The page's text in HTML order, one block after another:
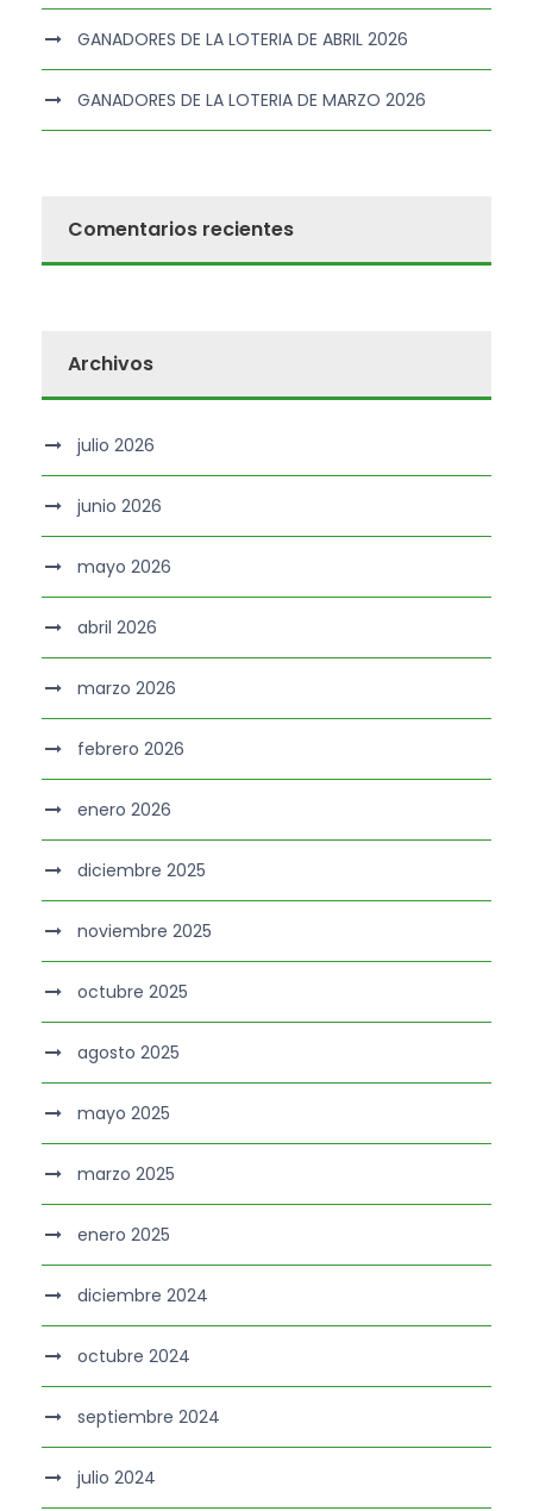
GANADORES DE LA LOTERIA DE ABRIL 2026
GANADORES DE LA LOTERIA DE MARZO 2026
Comentarios recientes
Archivos
julio 2026
junio 2026
mayo 2026
abril 2026
marzo 2026
febrero 2026
enero 2026
diciembre 2025
noviembre 2025
octubre 2025
agosto 2025
mayo 2025
marzo 2025
enero 2025
diciembre 2024
octubre 2024
septiembre 2024
julio 2024